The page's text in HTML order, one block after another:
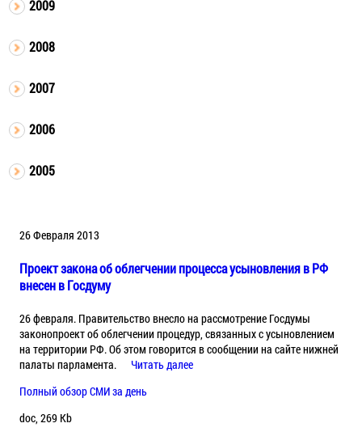
2009
2008
2007
2006
2005
26 Февраля 2013
Проект закона об облегчении процесса усыновления в РФ
внесен в Госдуму
26 февраля. Правительство внесло на рассмотрение Госдумы
законопроект об облегчении процедур, связанных с усыновлением
на территории РФ. Об этом говорится в сообщении на сайте нижней
палаты парламента.
Читать далее
Полный обзор СМИ за день
doc, 269 Kb